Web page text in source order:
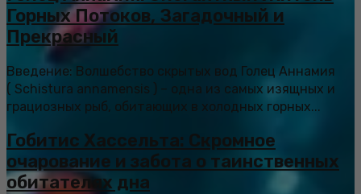
Горных Потоков, Загадочный и
Прекрасный
Введение: Волшебство скрытых вод Голец Аннамия
( Schistura annamensis ) – одна из самых изящных и
грациозных рыб, обитающих в холодных горных...
Гобитис Хассельта: Скромное
очарование и забота о таинственных
обитателях дна